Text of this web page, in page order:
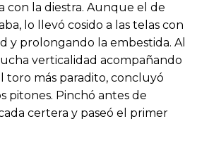
con la diestra. Aunque el de
lo llevó cosido a las telas con
y prolongando la embestida. Al
verticalidad acompañando
toro más paradito, concluyó
pitones. Pinchó antes de
certera y paseó el primer